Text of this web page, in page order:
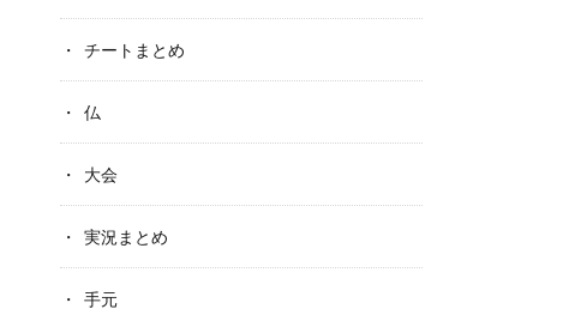
チートまとめ
仏
大会
実況まとめ
手元